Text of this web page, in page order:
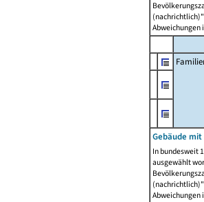
Abweichungen
Gebäude
In bundesweit
ausgewählt
Abweichungen